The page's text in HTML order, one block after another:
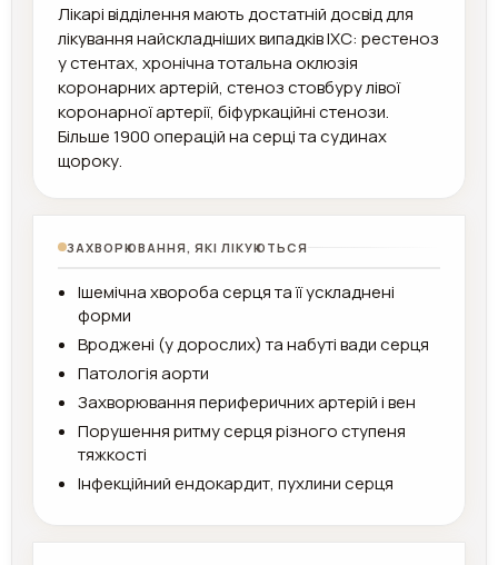
Лікарі відділення мають достатній досвід для
лікування найскладніших випадків ІХС: рестеноз
у стентах, хронічна тотальна оклюзія
коронарних артерій, стеноз стовбуру лівої
коронарної артерії, біфуркаційні стенози.
Більше 1900 операцій на серці та судинах
щороку.
ЗАХВОРЮВАННЯ, ЯКІ ЛІКУЮТЬСЯ
Ішемічна хвороба серця та її ускладнені
форми
Вроджені (у дорослих) та набуті вади серця
Патологія аорти
Захворювання периферичних артерій і вен
Порушення ритму серця різного ступеня
тяжкості
Інфекційний ендокардит, пухлини серця